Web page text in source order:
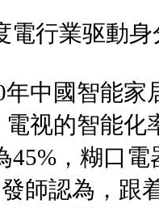
行業驱動身
中國智能
電视的智能
45%，糊口
師認為，跟